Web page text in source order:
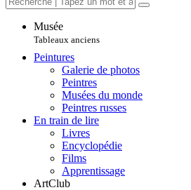
Musée
Tableaux anciens
Peintures
Galerie de photos
Peintres
Musées du monde
Peintres russes
En train de lire
Livres
Encyclopédie
Films
Apprentissage
ArtClub